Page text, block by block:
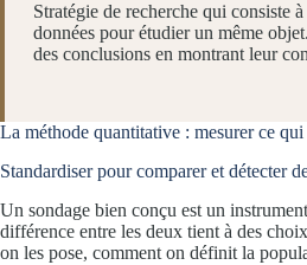
Stratégie de recherche qui consiste
données pour étudier un même
des conclusions en montrant leur
La méthode quantitative : mesurer ce
Standardiser pour comparer et détecter
Un sondage bien conçu est un
différence entre les deux tient à des
on les pose, comment on définit la